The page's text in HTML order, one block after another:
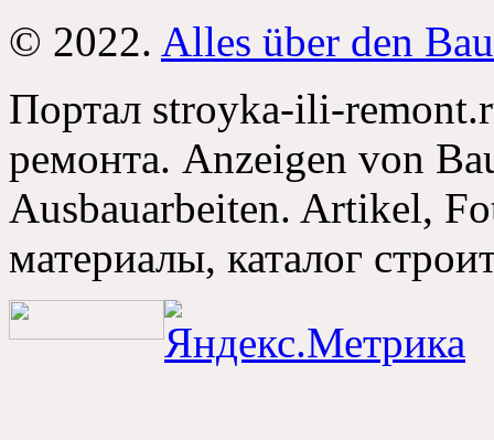
© 2022. Alles über den Bau
Портал stroyka-ili-
ремонта. Anzeigen von
Ausbauarbeiten. Artikel,
материалы, каталог